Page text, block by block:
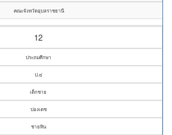
คณะจังหวัดอุบลราชธานี
12
ประถมศึกษา
ป.๔
เด็กชาย
ปองเดช
ชายหิน